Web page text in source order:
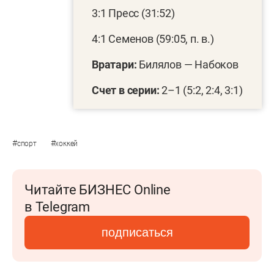
3:1 Пресс (31:52)
4:1 Семенов (59:05, п. в.)
Вратари: Билялов — Набоков
Счет в серии:2–1 (5:2, 2:4, 3:1)
#спорт #хоккей
Читайте БИЗНЕС Online
в Telegram
подписаться